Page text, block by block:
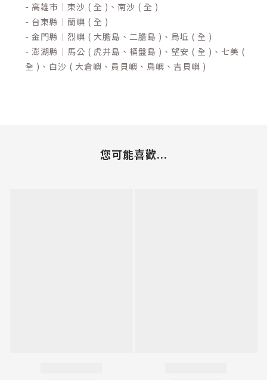
- 高雄市｜東沙 ( 全 )、南沙 ( 全 )
- 台東縣｜蘭嶼 ( 全 )
- 金門縣｜烈嶼 ( 大膽島、二膽島 )、烏坵 ( 全 )
- 澎湖縣｜馬公 ( 虎井島、桶盤島 )、望安 ( 全 )、七美 (
全 )、白沙 ( 大倉嶼、員貝嶼、鳥嶼、吉貝嶼 )
您可能喜歡...